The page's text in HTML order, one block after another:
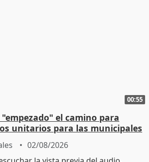
00:55
el camino para
unitarios para las municipales
02/08/2026